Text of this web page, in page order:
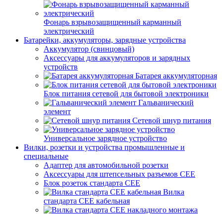
Фонарь взрывозащищенный карманный
электрический
Батарейки, аккумуляторы, зарядные устройства
Аккумулятор (свинцовый)
Аксессуары для аккумуляторов и зарядных
устройств
Батарея аккумуляторная
Блок питания сетевой для бытовой электроники
Гальванический
элемент
Сетевой шнур питания
Универсальное зарядное устройство
Вилки, розетки и устройства промышленные и
специальные
Адаптер для автомобильной розетки
Аксессуары для штепсельных разъемов CEE
Блок розеток стандарта CEE
Вилка
стандарта CEE кабельная